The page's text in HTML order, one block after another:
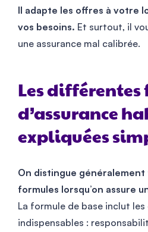
Il adapte les offres à votre
vos besoins. Et surtout, il
une assurance mal calibrée.
Les
d’assurance
expliquées
On distingue
formules lorsqu’on assure
La formule de base inclut
indispensables :